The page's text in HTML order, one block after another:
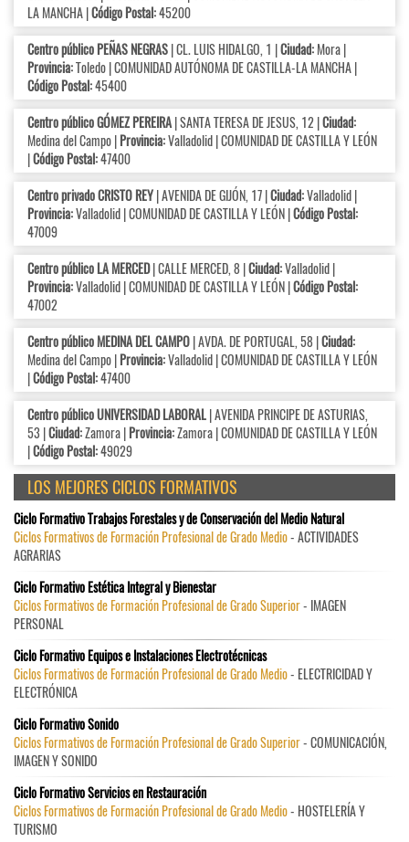
LA MANCHA |Código Postal:45200
Centro público PEÑAS NEGRAS| CL. LUIS HIDALGO, 1 |Ciudad:Mora |
Provincia:Toledo | COMUNIDAD AUTÓNOMA DE CASTILLA-LA MANCHA |
Código Postal:45400
Centro público GÓMEZ PEREIRA| SANTA TERESA DE JESUS, 12 |Ciudad:
Medina del Campo |Provincia:Valladolid | COMUNIDAD DE CASTILLA Y LEÓN
|Código Postal:47400
Centro privado CRISTO REY| AVENIDA DE GIJÓN, 17 |Ciudad:Valladolid |
Provincia:Valladolid | COMUNIDAD DE CASTILLA Y LEÓN |Código Postal:
47009
Centro público LA MERCED| CALLE MERCED, 8 |Ciudad:Valladolid |
Provincia:Valladolid | COMUNIDAD DE CASTILLA Y LEÓN |Código Postal:
47002
Centro público MEDINA DEL CAMPO| AVDA. DE PORTUGAL, 58 |Ciudad:
Medina del Campo |Provincia:Valladolid | COMUNIDAD DE CASTILLA Y LEÓN
|Código Postal:47400
Centro público UNIVERSIDAD LABORAL| AVENIDA PRINCIPE DE ASTURIAS,
53 |Ciudad:Zamora |Provincia:Zamora | COMUNIDAD DE CASTILLA Y LEÓN
|Código Postal:49029
LOS MEJORES CICLOS FORMATIVOS
Ciclo Formativo Trabajos Forestales y de Conservación del Medio Natural
Ciclos Formativos de Formación Profesional de Grado Medio- ACTIVIDADES
AGRARIAS
Ciclo Formativo Estética Integral y Bienestar
Ciclos Formativos de Formación Profesional de Grado Superior- IMAGEN
PERSONAL
Ciclo Formativo Equipos e Instalaciones Electrotécnicas
Ciclos Formativos de Formación Profesional de Grado Medio- ELECTRICIDAD Y
ELECTRÓNICA
Ciclo Formativo Sonido
Ciclos Formativos de Formación Profesional de Grado Superior- COMUNICACIÓN,
IMAGEN Y SONIDO
Ciclo Formativo Servicios en Restauración
Ciclos Formativos de Formación Profesional de Grado Medio- HOSTELERÍA Y
TURISMO